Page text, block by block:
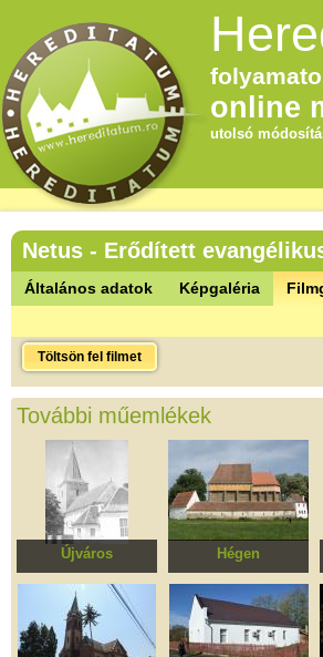
online
utolsó
Netus - Erődített
Általános adatok Képgaléria
Töltsön fel filmet
További műemlékek
Újváros
Erődített evangélikus
templomegyüttes
Hégen
Szent András
erődített evangélikus
templomegyüttes